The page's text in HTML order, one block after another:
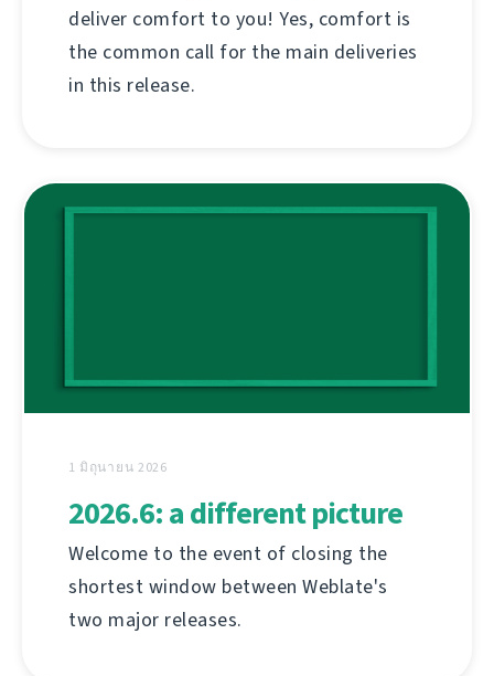
deliver comfort to you! Yes, comfort is
the common call for the main deliveries
in this release.
1 มิถุนายน 2026
2026.6: a different picture
Welcome to the event of closing the
shortest window between Weblate's
two major releases.